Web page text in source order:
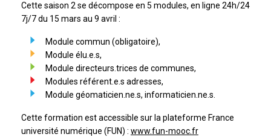
Cette saison 2 se décompose en 5 modules, en ligne 24h/24
7j/7 du 15 mars au 9 avril :
Module commun (obligatoire),
Module élu.e.s,
Module directeurs.trices de communes,
Modules référent.e.s adresses,
Module géomaticien.ne.s, informaticien.ne.s.
Cette formation est accessible sur la plateforme France
université numérique (FUN) : www.fun-mooc.fr